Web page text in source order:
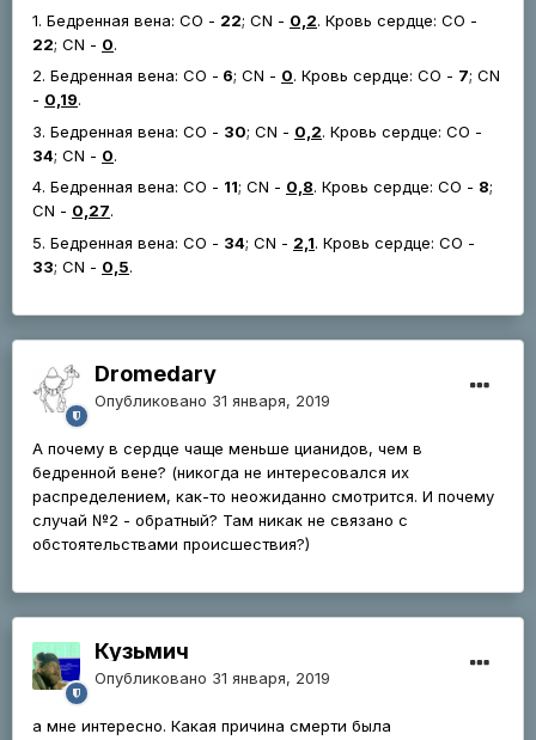
1. Бедренная вена: СО - 22; CN - 0,2. Кровь сердце: СО -
22; CN - 0.
2. Бедренная вена: СО - 6; CN - 0. Кровь сердце: СО - 7; CN
- 0,19.
3. Бедренная вена: СО - 30; CN - 0,2. Кровь сердце: СО -
34; CN - 0.
4. Бедренная вена: СО - 11; CN - 0,8. Кровь сердце: СО - 8;
CN - 0,27.
5. Бедренная вена: СО - 34; CN - 2,1. Кровь сердце: СО -
33; CN - 0,5.
Dromedary
Опубликовано 31 января, 2019
А почему в сердце чаще меньше цианидов, чем в
бедренной вене? (никогда не интересовался их
распределением, как-то неожиданно смотрится. И почему
случай №2 - обратный? Там никак не связано с
обстоятельствами происшествия?)
Кузьмич
Опубликовано 31 января, 2019
а мне интересно. Какая причина смерти была